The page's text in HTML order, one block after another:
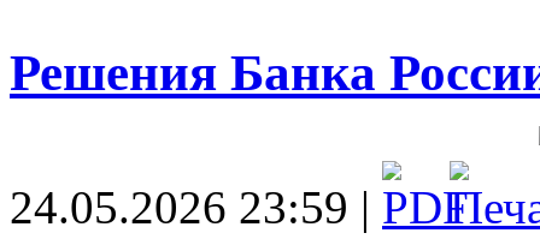
Решения Банка
24.05.2026 23:59 |